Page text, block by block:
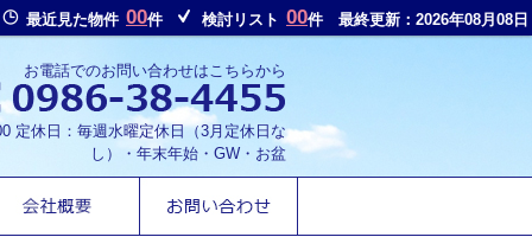
最近見た物件 00件 検討リスト 00件 最終更新：2026年08月08日
お電話でのお問い合わせはこちらから
定休日：毎週水曜定休日（3月定休日な
し）・年末年始・GW・お盆